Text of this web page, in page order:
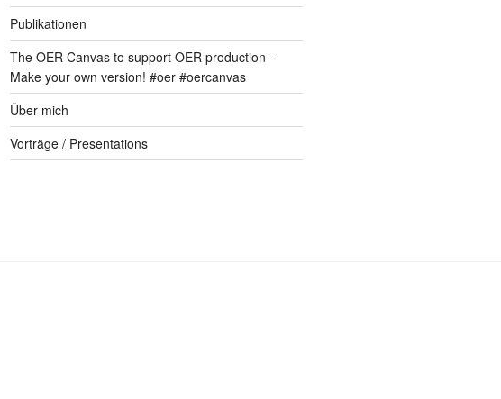
Publikationen
The OER Canvas to support OER production -
Make your own version! #oer #oercanvas
Über mich
Vorträge / Presentations